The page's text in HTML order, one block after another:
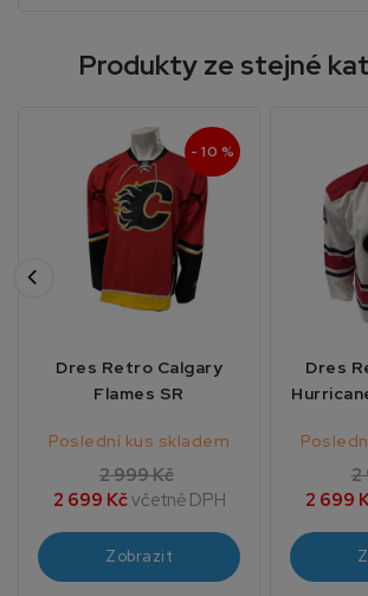
Produkty ze stejné
- 10 %
Dres Retro Calgary
Flames SR
Poslední kus skladem
2 999 Kč
2 699 Kčvčetně DPH
Zobrazit
Dres
2
2 699